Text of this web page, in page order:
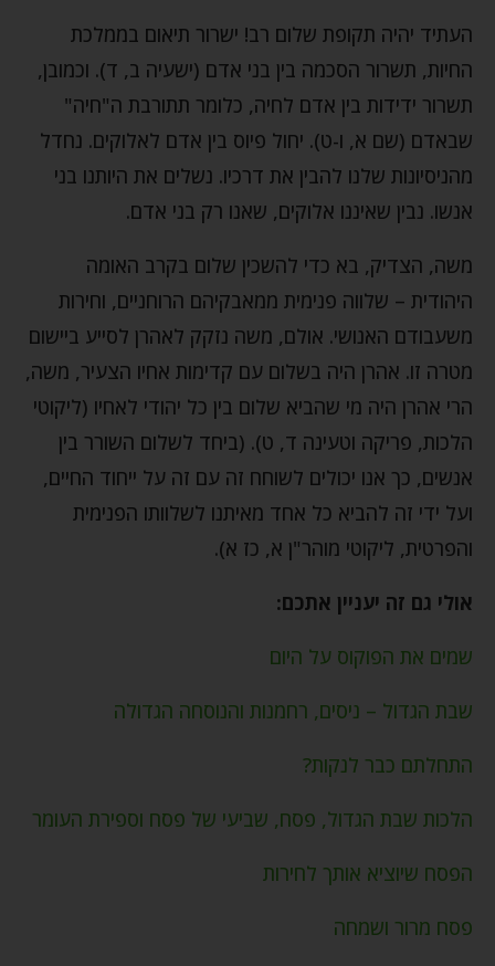
העתיד יהיה תקופת שלום רב! ישרור תיאום בממלכת
החיות, תשרור הסכמה בין בני אדם (ישעיה ב, ד). וכמובן,
תשרור ידידות בין אדם לחיה, כלומר תתורבת ה"חיה"
שבאדם (שם א, ו-ט). יחול פיוס בין אדם לאלוקים. נחדל
מהניסיונות שלנו להבין את דרכיו. נשלים את היותנו בני
אנשו. נבין שאיננו אלוקים, שאנו רק בני אדם.
משה, הצדיק, בא כדי להשכין שלום בקרב האומה
היהודית – שלווה פנימית ממאבקיהם הרוחניים, וחירות
משעבודם האנושי. אולם, משה נזקק לאהרן לסייע ביישום
מטרה זו. אהרן היה בשלום עם קדימות אחיו הצעיר, משה,
הרי אהרן היה מי שהביא שלום בין כל יהודי לאחיו (ליקוטי
הלכות, פריקה וטעינה ד, ט). (ביחד לשלום השורר בין
אנשים, כך אנו יכולים לשוחח זה עם זה על ייחוד החיים,
ועל ידי זה להביא כל אחד מאיתנו לשלוותו הפנימית
והפרטית, ליקוטי מוהר"ן א, כז א).
אולי גם זה יעניין אתכם:
שמים את הפוקוס על היום
שבת הגדול – ניסים, רחמנות והנוסחה הגדולה
התחלתם כבר לנקות?
הלכות שבת הגדול, פסח, שביעי של פסח וספירת העומר
הפסח שיוציא אותך לחירות
פסח מרור ושמחה